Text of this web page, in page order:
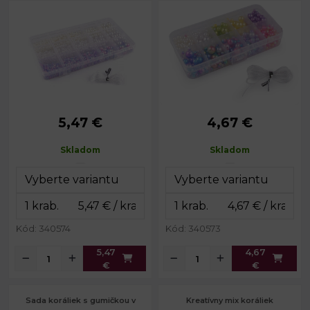
Priemer:
4; 5; 6; 8; 10
1,2 - 2 mm
Dĺžka gumy:
1,8 m
boxu:
5,47 €
Skladom
Kód: 340574
5,47
€
Priemer:
4 - 10 mm
Rozmery
6,5 x 13 x 2
4,67 €
Skladom
Kód: 340573
4,67
€
Sada koráliek s gumičkou v
Kreatívny mix koráliek